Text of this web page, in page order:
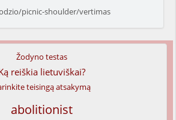
picnic-shoulder/vertimas
Žodyno testas
reiškia lietuviškai?
teisingą atsakymą
abolitionist